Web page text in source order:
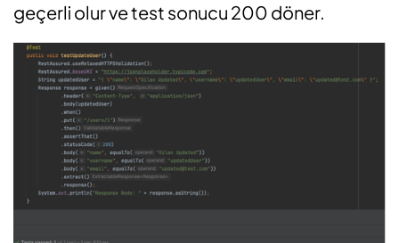
geçerli olur ve test sonucu 200 döner.